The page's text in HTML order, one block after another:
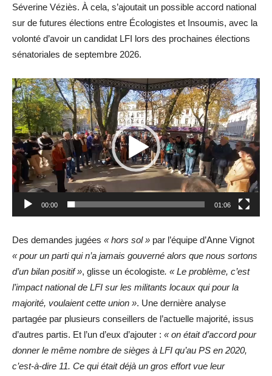
Séverine Véziès. À cela, s’ajoutait un possible accord national
sur de futures élections entre Écologistes et Insoumis, avec la
volonté d’avoir un candidat LFI lors des prochaines élections
sénatoriales de septembre 2026.
Lecteur
vidéo
00:00 01:06
Des demandes jugées « hors sol » par l’équipe d’Anne Vignot
« pour un parti qui n’a jamais gouverné alors que nous sortons
d’un bilan positif », glisse un écologiste. « Le problème, c’est
l’impact national de LFI sur les militants locaux qui pour la
majorité, voulaient cette union ». Une dernière analyse
partagée par plusieurs conseillers de l’actuelle majorité, issus
d’autres partis. Et l’un d’eux d’ajouter : « on était d’accord pour
donner le même nombre de sièges à LFI qu’au PS en 2020,
c’est-à-dire 11. Ce qui était déjà un gros effort vue leur